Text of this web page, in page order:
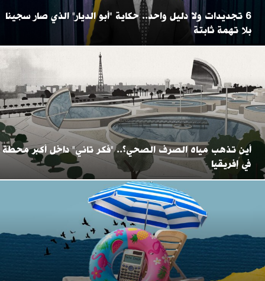
6 تجديدات ولا دليل واحد.. حكاية "أبو الديار" الذي صار سجينا
بلا تهمة ثابتة
أين تذهب مياه الصرف الصحي؟.. "فكر تاني" داخل أكبر محطة
في إفريقيا